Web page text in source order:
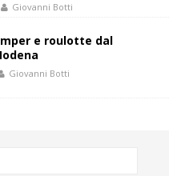
Giovanni Botti
e roulotte dal
Giovanni Botti